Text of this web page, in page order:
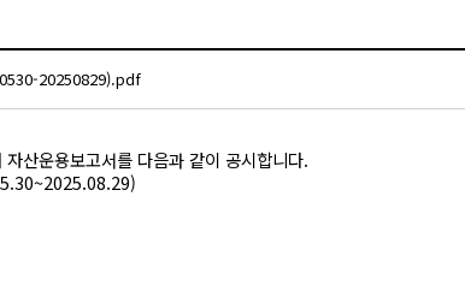
20250829).pdf
산운용보고서를 다음과 같이 공시합니다.